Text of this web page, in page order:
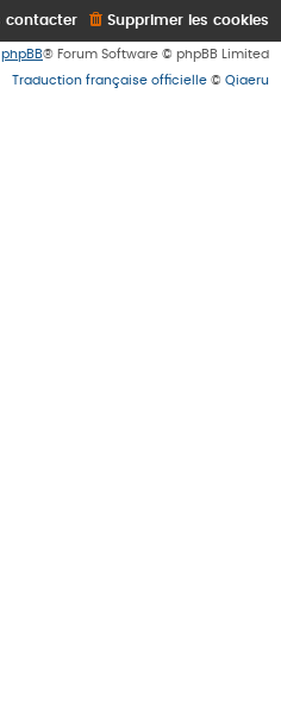
Supprimer les cookies
contacter
phpBB® Forum Software © phpBB Limited
Traduction française officielle © Qiaeru